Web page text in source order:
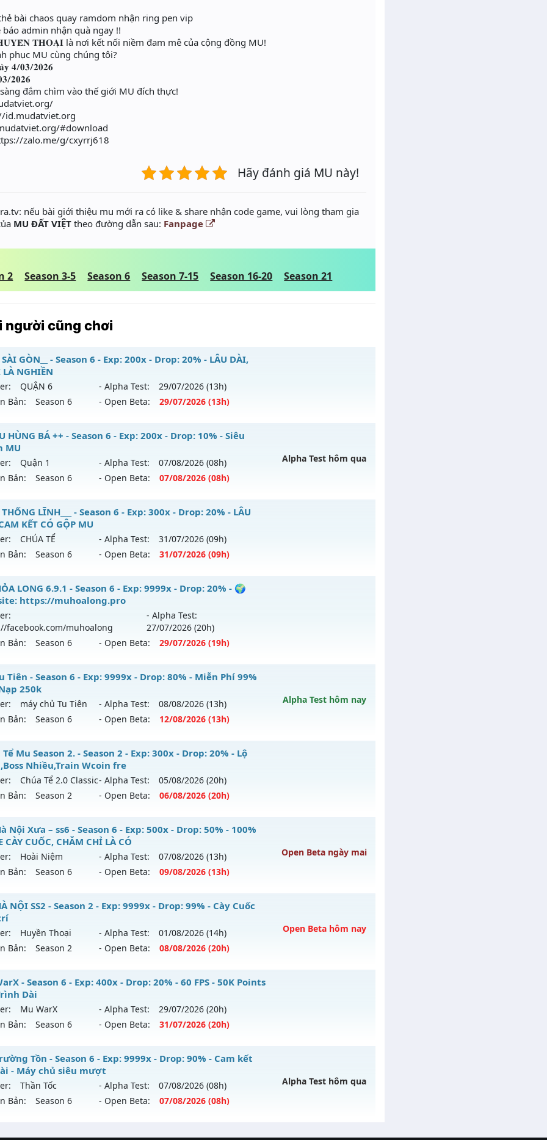
bài chaos quay ramdom nhận ring pen vip
admin nhận quà ngay !!
𝐓𝐇𝐎𝐀̣𝐈 là nơi kết nối niềm đam mê của cộng đồng MU!
phục MU cùng chúng tôi?
𝟒/𝟎𝟑/𝟐𝟎𝟐𝟔
𝟐𝟎𝟐𝟔
đắm chìm vào thế giới MU đích thực!
id.mudatviet.org
#download
zalo.me/g/cxyrrj618
Hãy đánh giá MU này!
nếu bài giới thiệu mu mới ra có like & share nhận code game, vui lòng tham gia
MU ĐẤT VIỆT theo đường dẫn sau: Fanpage
2 Season 3-5 Season 6 Season 7-15 Season 16-20 Season 21
người cũng chơi
SÀI GÒN__ - Season 6 - Exp: 200x - Drop: 20% - LÂU DÀI,
LÀ NGHIỀN
QUẬN 6 - Alpha Test: 29/07/2026 (13h)
Bản:
Season 6 - Open Beta: 29/07/2026 (13h)
SÀI GÒN__ - LÂU DÀI, CHƠI LÀ NGHIỀN
mới ra tháng 07 2026 - Mở máy chủQUẬN 6vào 13h ngày 29/07/2626
200x - Drop: 20%
loại: Mu Nguyên bản Webzen
AntiShark
HÙNG BÁ ++ - Season 6 - Exp: 200x - Drop: 10% - Siêu
MU
Quận 1 - Alpha Test: 07/08/2026 (08h)
Bản:
Season 6 - Open Beta: 07/08/2026 (08h)
Alpha Test hôm qua
MU HÙNG BÁ ++ - Siêu Phẩm MU
mới ra tháng 08 2026 - Mở máy chủQuận 1vào 08h ngày 07/08/2626
200x - Drop: 10%
loại: Mu Nguyên bản Webzen
Shark Shield
THỐNG LĨNH___ - Season 6 - Exp: 300x - Drop: 20% - LÂU
KẾT CÓ GỘP MU
CHÚA TỂ - Alpha Test: 31/07/2026 (09h)
Bản:
Season 6 - Open Beta: 31/07/2026 (09h)
THỐNG LĨNH___ - LÂU DÀI, CAM KẾT CÓ GỘP MU
mới ra tháng 07 2026 - Mở máy chủ
CHÚA TỂ
300x - Drop: 20%
loại: Mu Nguyên bản Webzen
UGK ANTIHACK
LONG 6.9.1 - Season 6 - Exp: 9999x - Drop: 20% - 🌍
https://muhoalong.pro
facebook.com/muhoalong
- Alpha Test:
27/07/2026 (20h)
Bản:
Season 6 - Open Beta: 29/07/2026 (19h)
LONG 6.9.1 - 🌍 Website: https://muhoalong.pro
ra tháng 07 2026 - Mở máy chủ https://facebook.com/muhoalong vào 19h
29/07/2626
Non Reset
Mu Nguyên bản Webzen
Xshiel
Tiên - Season 6 - Exp: 9999x - Drop: 80% - Miễn Phí 99%
250k
máy chủ Tu Tiên - Alpha Test: 08/08/2026 (13h)
Bản:
Season 6 - Open Beta: 12/08/2026 (13h)
Alpha Test hôm nay
Tu Tiên - Miễn Phí 99% Mốc Nạp 250k
mới ra tháng 08 2026 - Mở máy chủmáy chủ Tu Tiên
9999x - Drop: 80%
loại: Mu Bán Đồ Full Trong Shop
Shark
Tể Mu Season 2. - Season 2 - Exp: 300x - Drop: 20% - Lộ
Nhiều,Train Wcoin fre
Chúa Tể 2.0 Classic- Alpha Test: 05/08/2026 (20h)
Bản:
Season 2 - Open Beta: 06/08/2026 (20h)
Tể Mu Season 2. - Lộ trình,Boss Nhiều,Train Wcoin fre
mới ra tháng 08 2026 - Mở máy chủChúa Tể 2.0 Classic
vào 20h ngày
08/2626
reset: Reset In Game
loại: Mu Nguyên bản Webzen
antihack
Nội Xưa – ss6 - Season 6 - Exp: 500x - Drop: 50% - 100%
CÀY CUỐC, CHĂM CHỈ LÀ CÓ
Hoài Niệm - Alpha Test: 07/08/2026 (13h)
Bản:
Season 6 - Open Beta: 09/08/2026 (13h)
Open Beta ngày mai
Hà Nội Xưa – ss6 - 100% GAME CÀY CUỐC, CHĂM CHỈ LÀ CÓ
mới ra tháng 08 2026 - Mở máy chủHoài Niệm vào 13h ngày 09/08/2626
500x - Drop: 50%
loại: Mu Nguyên bản Webzen
BDCAM
NỘI SS2 - Season 2 - Exp: 9999x - Drop: 99% - Cày Cuốc
Huyền Thoại - Alpha Test: 01/08/2026 (14h)
Bản:
Season 2 - Open Beta: 08/08/2026 (20h)
Open Beta hôm nay
HÀ NỘI SS2 - Cày Cuốc giải trí
mới ra tháng 08 2026 - Mở máy chủHuyền Thoại
9999x - Drop: 99%
loại: Mu Nguyên bản Webzen
ugk
- Season 6 - Exp: 400x - Drop: 20% - 60 FPS - 50K Points
Dài
Mu WarX - Alpha Test: 29/07/2026 (20h)
Bản:
Season 6 - Open Beta: 31/07/2026 (20h)
WarX - 60 FPS - 50K Points - Lộ Trình Dài
mới ra tháng 07 2026 - Mở máy chủMu WarXvào 20h ngày 31/07/2626
400x - Drop: 20%
Tồn - Season 6 - Exp: 9999x - Drop: 90% - Cam kết
- Máy chủ siêu mượt
Thần Tốc - Alpha Test: 07/08/2026 (08h)
Bản:
Season 6 - Open Beta: 07/08/2026 (08h)
Alpha Test hôm qua
Trường Tồn - Cam kết lâu dài - Máy chủ siêu mượt